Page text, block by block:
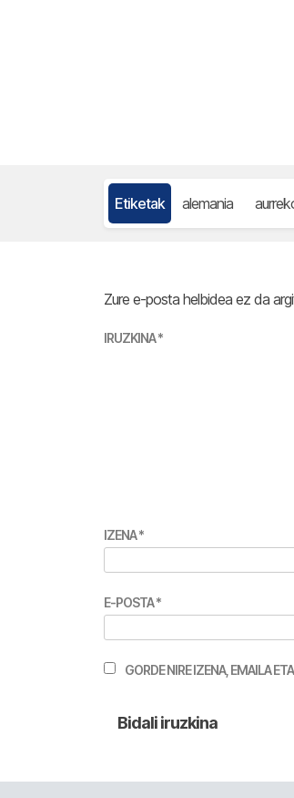
Etiketak alemania
Zure e-posta helbidea ez da
IRUZKINA*
IZENA*
E-POSTA*
GORDE NIRE IZENA, EMAILA